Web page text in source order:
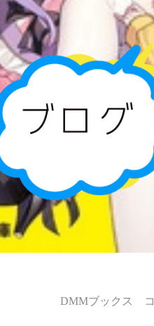
DMMブックス